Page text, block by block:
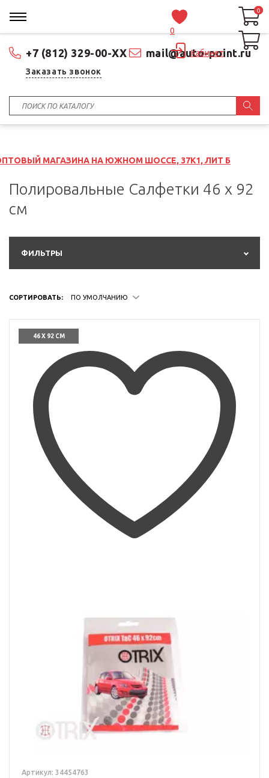
+7 (812) 329-00-XX mail@auto-point.ru
Заказать звонок
0
Кабинет
0
0
НА ЮЖНОМ ШОССЕ, 37К1, ЛИТ Б
Полировальные Салфетки 46 x 92
см
ФИЛЬТРЫ
СОРТИРОВАТЬ: ПО УМОЛЧАНИЮ
46 X 92 СМ
Артикул: 34454763